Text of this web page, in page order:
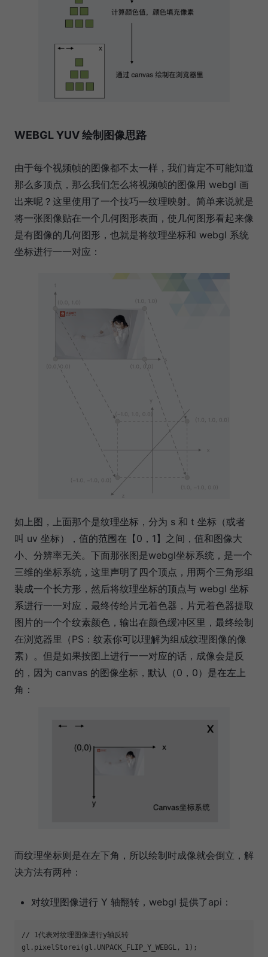
WEBGL YUV 绘制图像思路
由于每个视频帧的图像都不太一样，我们肯定不可能知道
那么多顶点，那么我们怎么将视频帧的图像用 webgl 画
出来呢？这里使用了一个技巧—纹理映射。简单来说就是
将一张图像贴在一个几何图形表面，使几何图形看起来像
是有图像的几何图形，也就是将纹理坐标和 webgl 系统
坐标进行一一对应：
如上图，上面那个是纹理坐标，分为 s 和 t 坐标（或者
叫 uv 坐标），值的范围在【0，1】之间，值和图像大
小、分辨率无关。下面那张图是webgl坐标系统，是一个
三维的坐标系统，这里声明了四个顶点，用两个三角形组
装成一个长方形，然后将纹理坐标的顶点与 webgl 坐标
系进行一一对应，最终传给片元着色器，片元着色器提取
图片的一个个纹素颜色，输出在颜色缓冲区里，最终绘制
在浏览器里（PS：纹素你可以理解为组成纹理图像的像
素）。但是如果按图上进行一一对应的话，成像会是反
的，因为 canvas 的图像坐标，默认（0，0）是在左上
角：
而纹理坐标则是在左下角，所以绘制时成像就会倒立，解
决方法有两种：
对纹理图像进行 Y 轴翻转，webgl 提供了api：
// 1代表对纹理图像进行y轴反转
gl.pixelStorei(gl.UNPACK_FLIP_Y_WEBGL, 1